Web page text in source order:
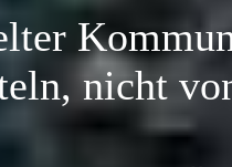
nicht